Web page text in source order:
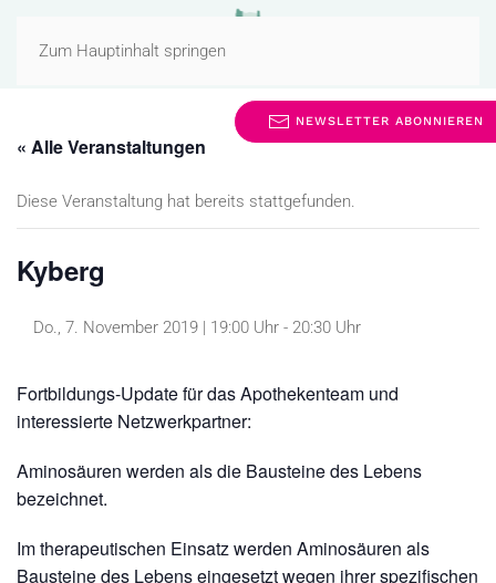
Zum Hauptinhalt springen
MENÜ
« Alle Veranstaltungen
Diese Veranstaltung hat bereits stattgefunden.
Kyberg
Do., 7. November 2019 | 19:00 Uhr - 20:30 Uhr
Fortbildungs-Update für das Apothekenteam und
interessierte Netzwerkpartner:
Aminosäuren werden als die Bausteine des Lebens
bezeichnet.
Im therapeutischen Einsatz werden Aminosäuren als
Bausteine des Lebens eingesetzt wegen ihrer spezifischen
NEWSLETTER ABONNIEREN